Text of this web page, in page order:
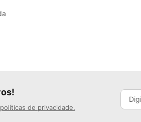
políticas de privacidade.